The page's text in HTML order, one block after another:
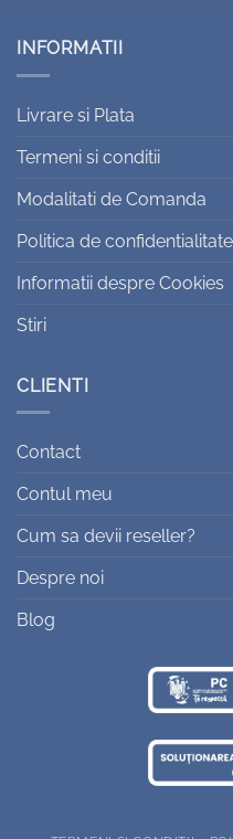
INFORMATII
Livrare si Plata
Termeni si conditii
Modalitati de Comanda
Politica de confidentialitate
Informatii despre Cookies
Stiri
CLIENTI
Contact
Contul meu
Cum sa devii reseller?
Despre noi
Blog